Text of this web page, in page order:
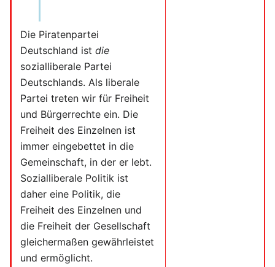
Die Piratenpartei
Deutschland ist die
sozialliberale Partei
Deutschlands. Als liberale
Partei treten wir für Freiheit
und Bürgerrechte ein. Die
Freiheit des Einzelnen ist
immer eingebettet in die
Gemeinschaft, in der er lebt.
Sozialliberale Politik ist
daher eine Politik, die
Freiheit des Einzelnen und
die Freiheit der Gesellschaft
gleichermaßen gewährleistet
und ermöglicht.